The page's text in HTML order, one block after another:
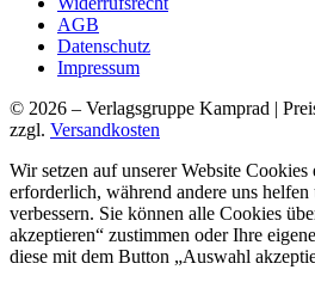
AGB
Datenschutz
Impressum
© 2026 – Verlagsgruppe Kamprad |
zzgl. Versandkosten
Wir setzen auf unserer Website
erforderlich, während andere uns helfen
verbessern. Sie können alle Cookies
akzeptieren“ zustimmen oder Ihre
diese mit dem Button „Auswahl